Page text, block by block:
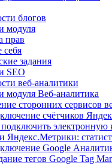
блогов
модуля
прав
себя
задания
SEO
веб-аналитики
модуля Веб-аналитика
сторонних сервисов
счётчиков
Яндекс.Метрики:
Google
тегов Google Tag